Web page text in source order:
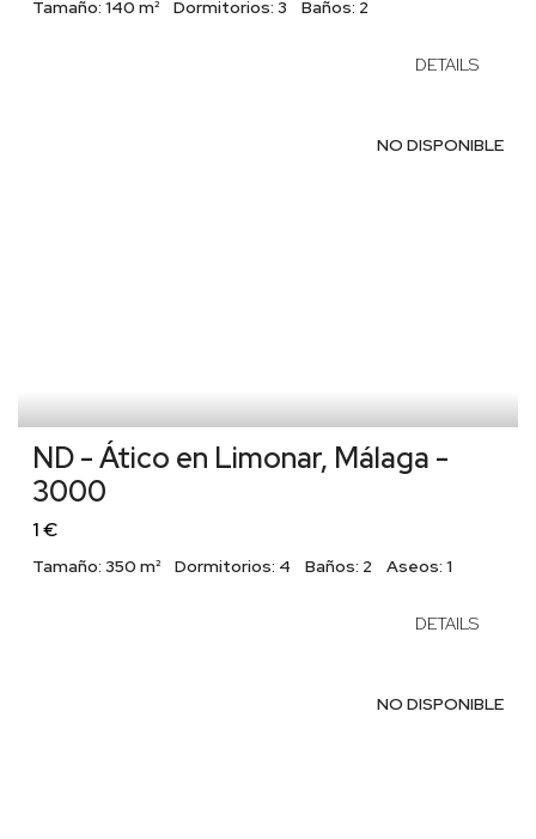
Tamaño: 140 m² Dormitorios: 3 Baños: 2
DETAILS
NO DISPONIBLE
ND - Ático en Limonar, Málaga -
3000
1 €
Tamaño: 350 m² Dormitorios: 4 Baños: 2 Aseos: 1
DETAILS
NO DISPONIBLE